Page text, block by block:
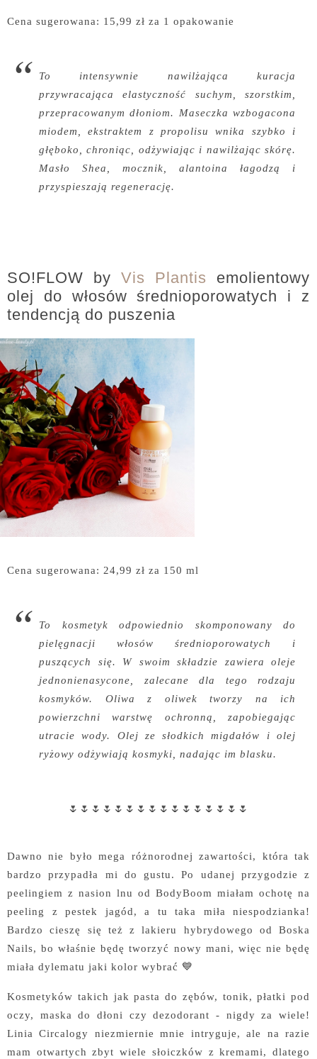
Cena sugerowana: 15,99 zł za 1 opakowanie
To intensywnie nawilżająca kuracja
przywracająca elastyczność suchym, szorstkim,
przepracowanym dłoniom. Maseczka wzbogacona
miodem, ekstraktem z propolisu wnika szybko i
głęboko, chroniąc, odżywiając i nawilżając skórę.
Masło Shea, mocznik, alantoina łagodzą i
przyspieszają regenerację.
SO!FLOW by Vis Plantis emolientowy
olej do włosów średnioporowatych i z
tendencją do puszenia
Cena sugerowana: 24,99 zł za 150 ml
To kosmetyk odpowiednio skomponowany do
pielęgnacji włosów średnioporowatych i
puszących się. W swoim składzie zawiera oleje
jednonienasycone, zalecane dla tego rodzaju
kosmyków. Oliwa z oliwek tworzy na ich
powierzchni warstwę ochronną, zapobiegając
utracie wody. Olej ze słodkich migdałów i olej
ryżowy odżywiają kosmyki, nadając im blasku.
🌷🌷🌷🌷🌷🌷🌷🌷🌷🌷🌷🌷🌷🌷🌷🌷
Dawno nie było mega różnorodnej zawartości, która tak
bardzo przypadła mi do gustu. Po udanej przygodzie z
peelingiem z nasion lnu od BodyBoom miałam ochotę na
peeling z pestek jagód, a tu taka miła niespodzianka!
Bardzo cieszę się też z lakieru hybrydowego od Boska
Nails, bo właśnie będę tworzyć nowy mani, więc nie będę
miała dylematu jaki kolor wybrać 💙
Kosmetyków takich jak pasta do zębów, tonik, płatki pod
oczy, maska do dłoni czy dezodorant - nigdy za wiele!
Linia Circalogy niezmiernie mnie intryguje, ale na razie
mam otwartych zbyt wiele słoiczków z kremami, dlatego